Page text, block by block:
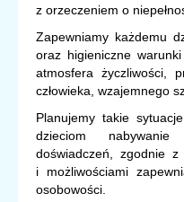
z orzeczeniem o
Zapewniamy każdemu
oraz higieniczne
atmosfera życzliwości,
człowieka, wzajemnego
Planujemy takie
dzieciom nabywanie
doświadczeń, zgodnie
i możliwościami
osobowości.